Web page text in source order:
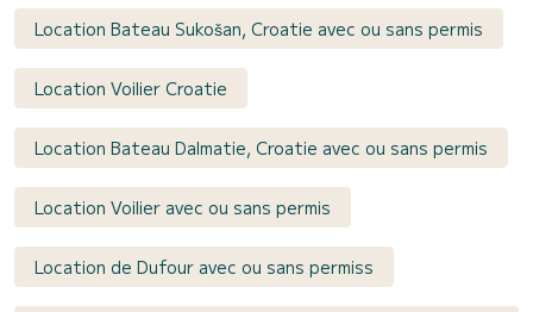
Location Bateau Sukošan, Croatie avec ou sans permis
Location Voilier Croatie
Location Bateau Dalmatie, Croatie avec ou sans permis
Location Voilier avec ou sans permis
Location de Dufour avec ou sans permiss